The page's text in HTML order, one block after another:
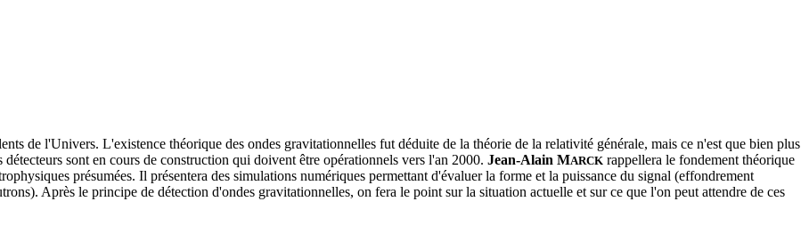
de l'Univers. L'existence théorique des ondes gravitationnelles fut déduite de la théorie de la relativité générale, mais ce n'est que bien plus
sont en cours de construction qui doivent être opérationnels vers l'an 2000. Jean-Alain MARCK rappellera le fondement théorique
présumées. Il présentera des simulations numériques permettant d'évaluer la forme et la puissance du signal (effondrement
Après le principe de détection d'ondes gravitationnelles, on fera le point sur la situation actuelle et sur ce que l'on peut attendre de ces